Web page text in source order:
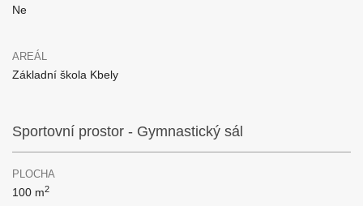
Ne
AREÁL
Základní škola Kbely
Sportovní prostor - Gymnastický sál
PLOCHA
100 m2